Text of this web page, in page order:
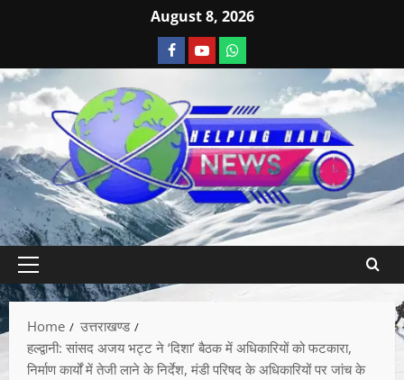
August 8, 2026
Home
उत्तराखण्ड
हल्द्वानी: सांसद अजय भट्ट ने ‘दिशा’ बैठक में अधिकारियों को फटकारा,
निर्माण कार्यों में तेजी लाने के निर्देश, मंडी परिषद के अधिकारियों पर जांच के